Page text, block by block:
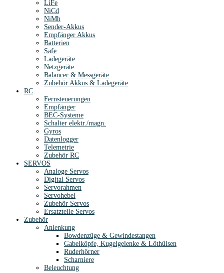
LiFe
NiCd
NiMh
Sender-Akkus
Empfänger Akkus
Batterien
Safe
Ladegeräte
Netzgeräte
Balancer & Messgeräte
Zubehör Akkus & Ladegeräte
RC
Fernsteuerungen
Empfänger
BEC-Systeme
Schalter elektr./magn.
Gyros
Datenlogger
Telemetrie
Zubehör RC
SERVOS
Analoge Servos
Digital Servos
Servorahmen
Servohebel
Zubehör Servos
Ersatzteile Servos
Zubehör
Anlenkung
Bowdenzüge & Gewindestangen
Gabelköpfe, Kugelgelenke & Löthülsen
Ruderhörner
Scharniere
Beleuchtung